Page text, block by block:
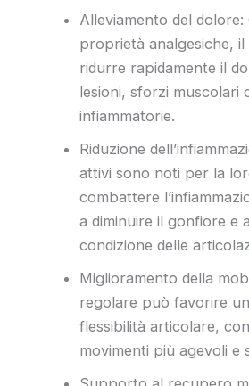
Alleviamento del dolore:
proprietà analgesiche,
ridurre rapidamente il
lesioni, sforzi muscolari
infiammatorie.
Riduzione
attivi sono noti per la
combattere
a diminuire il gonfiore e
condizione delle
Miglioramento della
regolare può favorire
flessibilità articolare,
movimenti più agevoli e